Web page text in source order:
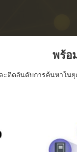
พร้อ
ะติดอันดับการค้นหาใน